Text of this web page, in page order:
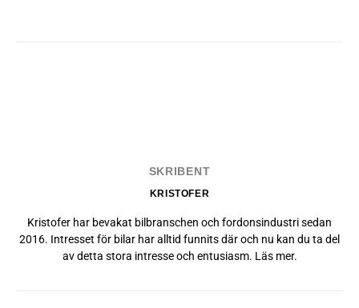
SKRIBENT
KRISTOFER
Kristofer har bevakat bilbranschen och fordonsindustri sedan
2016. Intresset för bilar har alltid funnits där och nu kan du ta del
av detta stora intresse och entusiasm. Läs mer.